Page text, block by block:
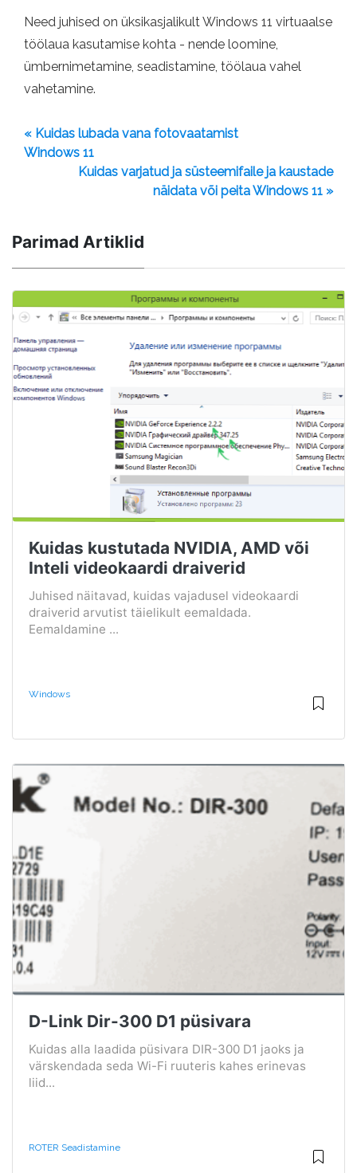
Need juhised on üksikasjalikult Windows 11 virtuaalse
töölaua kasutamise kohta - nende loomine,
ümbernimetamine, seadistamine, töölaua vahel
vahetamine.
« Kuidas lubada vana fotovaatamist
Windows 11
Kuidas varjatud ja süsteemifaile ja kaustade
näidata või peita Windows 11 »
Parimad Artiklid
Kuidas kustutada NVIDIA, AMD või
Inteli videokaardi draiverid
Juhised näitavad, kuidas vajadusel videokaardi
draiverid arvutist täielikult eemaldada.
Eemaldamine ...
Windows
D-Link Dir-300 D1 püsivara
Kuidas alla laadida püsivara DIR-300 D1 jaoks ja
värskendada seda Wi-Fi ruuteris kahes erinevas
liid...
ROTER Seadistamine